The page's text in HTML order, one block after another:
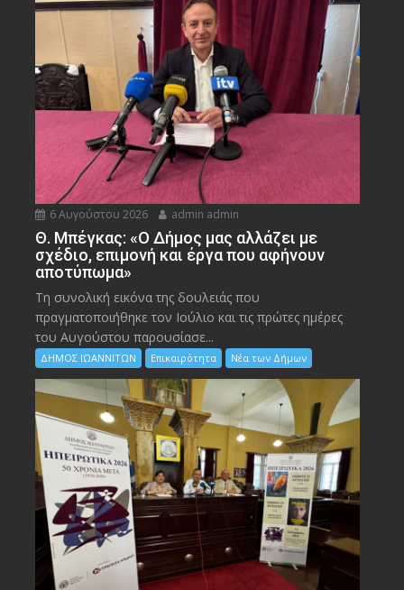
6 Αυγούστου 2026 admin admin
Θ. Μπέγκας: «Ο Δήμος μας αλλάζει με
σχέδιο, επιμονή και έργα που αφήνουν
αποτύπωμα»
Τη συνολική εικόνα της δουλειάς που
πραγματοποιήθηκε τον Ιούλιο και τις πρώτες ημέρες
του Αυγούστου παρουσίασε...
ΔΗΜΟΣ ΙΩΑΝΝΙΤΩΝ Επικαιρότητα Νέα των Δήμων